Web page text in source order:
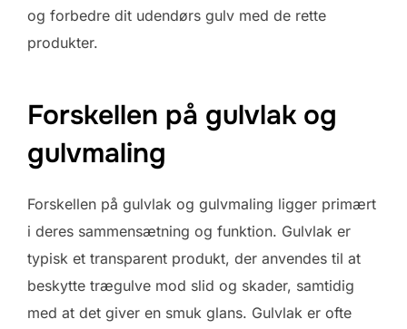
og forbedre dit udendørs gulv med de rette
produkter.
Forskellen på gulvlak og
gulvmaling
Forskellen på gulvlak og gulvmaling ligger primært
i deres sammensætning og funktion. Gulvlak er
typisk et transparent produkt, der anvendes til at
beskytte trægulve mod slid og skader, samtidig
med at det giver en smuk glans. Gulvlak er ofte